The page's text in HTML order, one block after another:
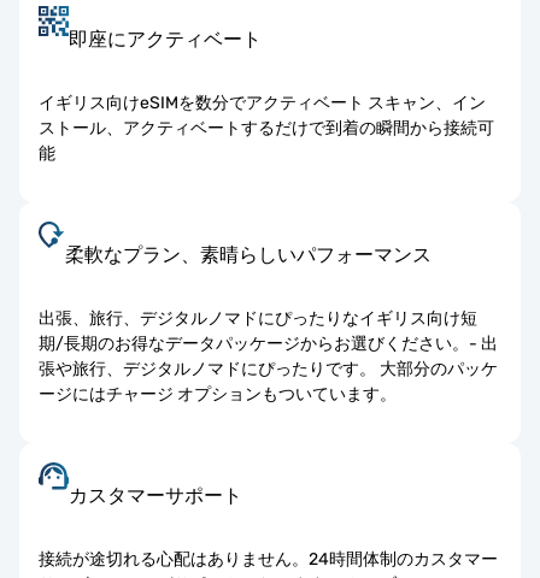
即座にアクティベート
イギリス向けeSIMを数分でアクティベート スキャン、イン
ストール、アクティベートするだけで到着の瞬間から接続可
能
柔軟なプラン、素晴らしいパフォーマンス
出張、旅行、デジタルノマドにぴったりなイギリス向け短
期/長期のお得なデータパッケージからお選びください。- 出
張や旅行、デジタルノマドにぴったりです。 大部分のパッケ
ージにはチャージ オプションもついています。
カスタマーサポート
接続が途切れる心配はありません。24時間体制のカスタマー